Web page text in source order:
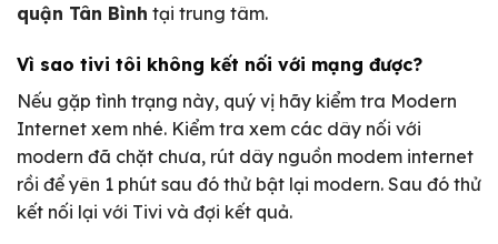
quận Tân Bình tại trung tâm.
Vì sao tivi tôi không kết nối với mạng được?
Nếu gặp tình trạng này, quý vị hãy kiểm tra Modern
Internet xem nhé. Kiểm tra xem các dây nối với
modern đã chặt chưa, rút dây nguồn modem internet
rồi để yên 1 phút sau đó thử bật lại modern. Sau đó thử
kết nối lại với Tivi và đợi kết quả.